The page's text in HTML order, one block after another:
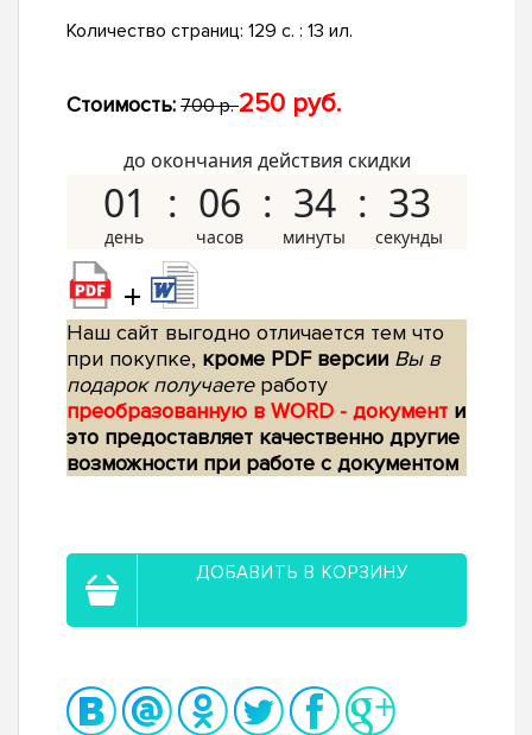
Количество страниц: 129 с. : 13 ил.
Стоимость: 700 р.250 руб.
до окончания действия скидки
01 06 34 32
+
Наш сайт выгодно отличается тем что
при покупке, кроме PDF версии Вы в
подарок получаетеработу
преобразованную в WORD - документ и
это предоставляет качественно другие
возможности при работе с документом
ДОБАВИТЬ В КОРЗИНУ